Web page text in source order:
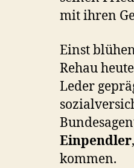
mit ihren
Einst
Rehau
Leder
Einpendler
kommen.